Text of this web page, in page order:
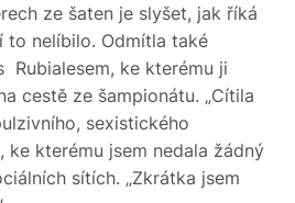
ze šaten je slyšet, jak říká
to nelíbilo. Odmítla také
Rubialesem, ke kterému ji
cestě ze šampionátu. „Cítila
sexistického
ke kterému jsem nedala žádný
sítích. „Zkrátka jsem